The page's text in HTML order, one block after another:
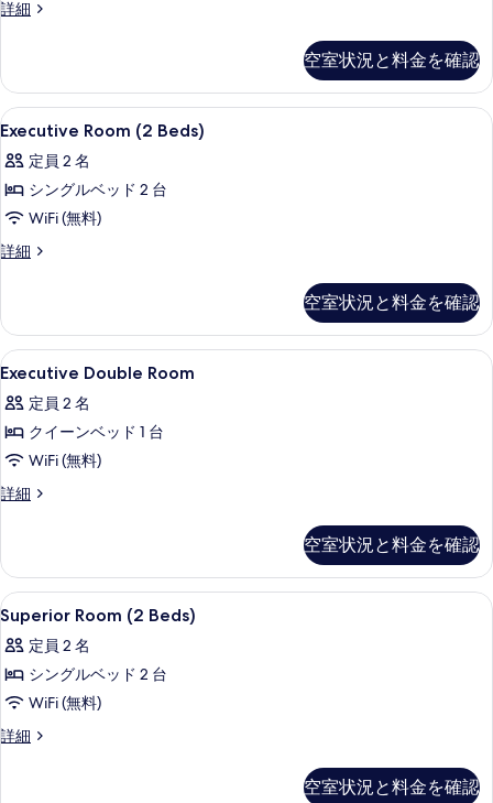
真
示
す
る
ル
ム
の
す
べ
て
の
写
表
示
す
る
詳細
フ
ー
ル
ー
の
詳
空室状況と料金を確認
Executive
Room
(2
Beds)
の
す
の
写
真
を
表
す
ミニバーのアイテム (無料)、セーフ
3
Executive Room (2 Beds)
定員 2 名
シングルベッド 2 台
WiFi (無料)
詳細
Executive
の
詳
細
空室状況と料金を確認
Executive
Double
Room
の
す
べ
写
真
を
表
示
す
ミニバーのアイテム (無料)、セーフ
3
Executive Double Room
定員 2 名
クイーンベッド 1 台
WiFi (無料)
詳細
Executive
詳
細
空室状況と料金を確認
Superior
Room
(2
Beds)
の
す
ミニバーのアイテム (無料)、セーフ
2
Superior Room (2 Beds)
定員 2 名
シングルベッド 2 台
WiFi (無料)
詳細
Superior
空室状況と料金を確認